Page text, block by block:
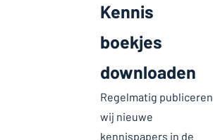
Kennis
boekjes
downloaden
Regelmatig publiceren
wij nieuwe
kennispapers in de